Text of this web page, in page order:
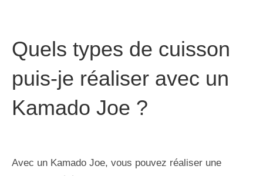
Quels types de cuisson
puis-je réaliser avec un
Kamado Joe ?
Avec un Kamado Joe, vous pouvez réaliser une